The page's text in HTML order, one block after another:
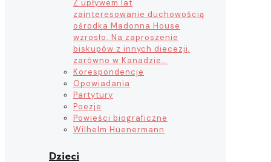
Z upływem lat
zainteresowanie duchowością
ośrodka Madonna House
wzrosło. Na zaproszenie
biskupów z innych diecezji,
zarówno w Kanadzie…
Korespondencje
Opowiadania
Partytury
Poezje
Powieści biograficzne
Wilhelm Hüenermann
Dzieci